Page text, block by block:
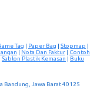
Tag Paper Bag Stopmap
Nota Dan Faktur
Contoh
Sablon Plastik Kemasan
Buku
Bandung, Jawa Barat 40125